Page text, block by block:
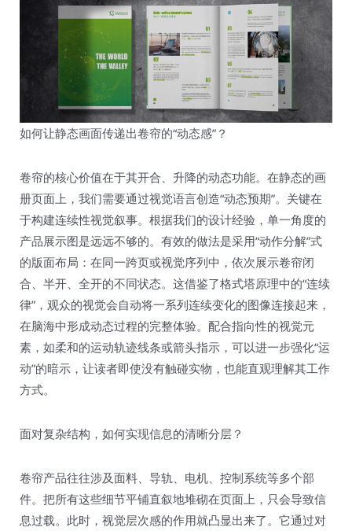
如何让静态画面传递出卷帘的“动态感”？
卷帘的核心价值在于其开合、升降的动态功能。在静态的画
册页面上，我们需要通过视觉语言创造“动态预期”。关键在
于构建连续性视觉叙事。根据我们的设计经验，单一角度的
产品展示图是远远不够的。有效的做法是采用“动作分解”式
的版面布局：在同一跨页或视觉序列中，依次展示卷帘闭
合、半开、全开的不同状态。这借鉴了格式塔原理中的“连续
律”，观众的视觉会自动将一系列连续变化的图像连接起来，
在脑海中形成动态过程的完整体验。配合指向性的视觉元
素，如柔和的运动轨迹线条或箭头指示，可以进一步强化“运
动”的暗示，让读者即使没有触碰实物，也能直观理解其工作
方式。
面对复杂结构，如何实现信息的清晰分层？
卷帘产品往往涉及面料、导轨、电机、控制系统等多个部
件。把所有这些细节平铺直叙地堆砌在页面上，只会导致信
息过载。此时，视觉层次感的作用就凸显出来了。它通过对